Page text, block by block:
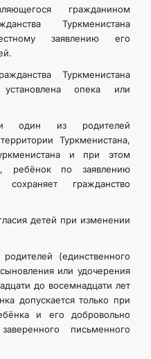
гражданином
Туркменистана
заявлению его
Туркменистана
опека или
один из родителей
Туркменистана,
и при этом
ребёнок по заявлению
гражданство
детей при изменении
(единственного
или удочерения
до восемнадцати лет
допускается только при
и его добровольно
письменного